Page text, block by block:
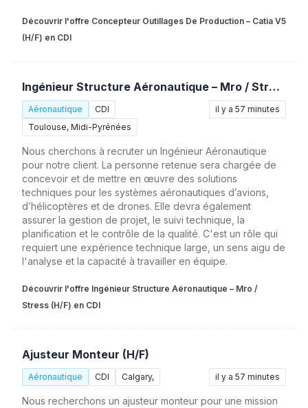
Découvrir l'offre Concepteur Outillages De Production – Catia V5
(H/F) en CDI
Ingénieur Structure Aéronautique – Mro / Stress (H/F)
Aéronautique
CDI
Toulouse, Midi-Pyrénées
il y a 57 minutes
Nous cherchons à recruter un Ingénieur Aéronautique
pour notre client. La personne retenue sera chargée de
concevoir et de mettre en œuvre des solutions
techniques pour les systèmes aéronautiques d’avions,
d’hélicoptères et de drones. Elle devra également
assurer la gestion de projet, le suivi technique, la
planification et le contrôle de la qualité. C'est un rôle qui
requiert une expérience technique large, un sens aigu de
l'analyse et la capacité à travailler en équipe.
Découvrir l'offre Ingénieur Structure Aéronautique – Mro /
Stress (H/F) en CDI
Ajusteur Monteur (H/F)
Aéronautique CDI Calgary, il y a 57 minutes
Nous recherchons un ajusteur monteur pour une mission